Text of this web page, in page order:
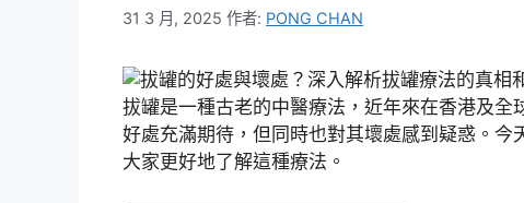
31 3 月, 2025 作者: PONG CHAN
拔罐是一種古老的中醫療法，近年來在香港及
好處充滿期待，但同時也對其壞處感到疑惑。
大家更好地了解這種療法。